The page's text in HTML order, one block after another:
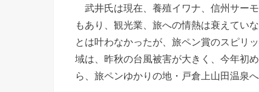
武井氏は現在、養殖イワナ、信州サー
もあり、観光業、旅への情熱は衰えてい
とは叶わなかったが、旅ペン賞のスピリ
域は、昨秋の台風被害が大きく、今年初
ら、旅ペンゆかりの地・戸倉上山田温泉